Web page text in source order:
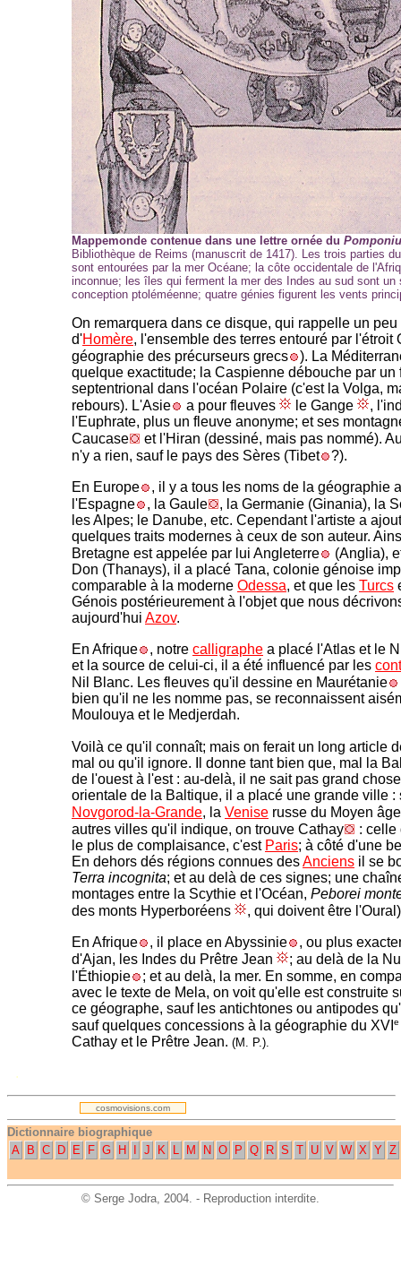
Mappemonde contenue dans une lettre ornée du
Bibliothèque de Reims (manuscrit de 1417). Les trois parties
sont entourées par la mer Océane; la côte occidentale de
inconnue; les îles qui ferment la mer des Indes au sud sont un
conception ptoléméenne; quatre génies figurent les vents
On remarquera dans ce disque, qui rappelle un
d'Homère, l'ensemble des terres entouré par l'étroit
géographie des précurseurs grecs
). La
quelque exactitude; la Caspienne débouche par un
septentrional dans l'océan Polaire (c'est la Volga,
rebours). L'Asie
a pour fleuves le Gange
,
l'Euphrate, plus un fleuve anonyme; et ses
Caucase
et l'Hiran (dessiné, mais pas nommé).
n'y a rien, sauf le pays des Sères (Tibet
?).
En Europe
, il y a tous les noms de la géographie
l'Espagne
, la Gaule
, la Germanie (Ginania), la
les Alpes; le Danube, etc. Cependant l'artiste a
quelques traits modernes à ceux de son auteur.
Bretagne est appelée par lui Angleterre
(Anglia),
Don (Thanays), il a placé Tana, colonie génoise
comparable à la moderne Odessa, et que les Turcs
Génois postérieurement à l'objet que nous
aujourd'hui Azov.
En Afrique , notre calligraphe a placé l'Atlas et le
et la source de celui-ci, il a été influencé par les
Nil Blanc. Les fleuves qu'il dessine en Maurétanie
bien qu'il ne les nomme pas, se reconnaissent
Moulouya et le Medjerdah.
Voilà ce qu'il connaît; mais on ferait un long article
mal ou qu'il ignore. Il donne tant bien que, mal la
de l'ouest à l'est : au-delà, il ne sait pas grand
orientale de la Baltique, il a placé une grande ville :
Novgorod-la-Grande, la Venise russe du Moyen âge
autres villes qu'il indique, on trouve Cathay
: celle
le plus de complaisance, c'est Paris; à côté d'une
En dehors dés régions connues desAnciens il se
Terra incognita; et au delà de ces signes; une
montages entre la Scythie et l'Océan, Peborei
des monts Hyperboréens
, qui doivent être
En Afrique , il place en Abyssinie
, ou plus
d'Ajan, les Indes du Prêtre Jean
; au delà de la
l'Éthiopie
; et au delà, la mer. En somme, en
avec le texte de Mela, on voit qu'elle est construite
ce géographe, sauf les antichtones ou antipodes
sauf quelques concessions à la géographie du XVI e
Cathay et le Prêtre Jean. (M. P.).
.
cosmovisions.com
Dictionnaire biographique
A
B C D E F G H J K L M N O P Q R S T U V W X Y Z
© Serge Jodra, 2004. - Reproduction interdite.